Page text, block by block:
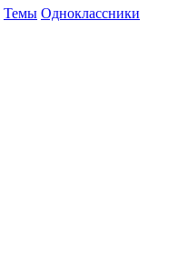
Темы Одноклассники